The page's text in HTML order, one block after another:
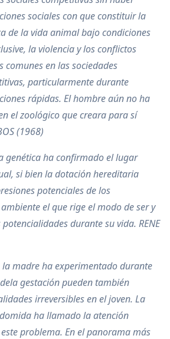
sociales con que constituir la
de la vida animal bajo condiciones
la violencia y los conflictos
comunes en las sociedades
particularmente durante
rápidas. El hombre aún no ha
el zoológico que creara para sí
(1968)
genética ha confirmado el lugar
si bien la dotación hereditaria
potenciales de los
el que rige el modo de ser y
durante su vida. RENE
la madre ha experimentado durante
gestación pueden también
irreversibles en el joven. La
ha llamado la atención
problema. En el panorama más